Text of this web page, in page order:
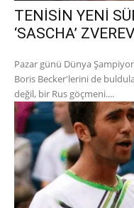
TENİSİN YENİ
‘SASCHA’ ZVEREV
Pazar günü Dünya
Boris Becker'lerini de
değil, bir Rus göçmeni....